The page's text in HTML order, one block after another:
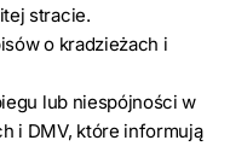
stracie.
o kradzieżach i
lub niespójności w
i DMV, które informują